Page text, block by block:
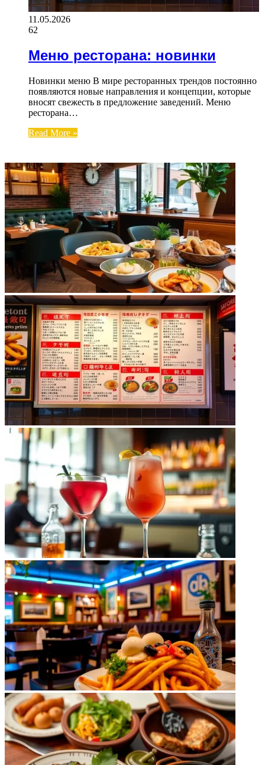
11.05.2026
62
Меню ресторана: новинки
Новинки меню В мире ресторанных трендов постоянно
появляются новые направления и концепции, которые
вносят свежесть в предложение заведений. Меню
ресторана…
Read More »